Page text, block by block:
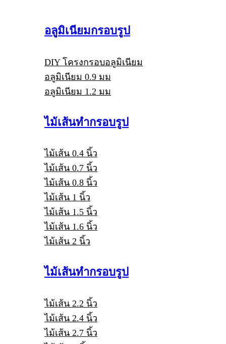
อลูมิเนียมกรอบรูป
DIY โครงกรอบอลูมิเนียม
อลูมิเนียม 0.9 มม
อลูมิเนียม 1.2 มม
ไม้เส้นทำกรอบรูป
ไม้เส้น 0.4 นิ้ว
ไม้เส้น 0.7 นิ้ว
ไม้เส้น 0.8 นิ้ว
ไม้เส้น 1 นิ้ว
ไม้เส้น 1.5 นิ้ว
ไม้เส้น 1.6 นิ้ว
ไม้เส้น 2 นิ้ว
ไม้เส้นทำกรอบรูป
ไม้เส้น 2.2 นิ้ว
ไม้เส้น 2.4 นิ้ว
ไม้เส้น 2.7 นิ้ว